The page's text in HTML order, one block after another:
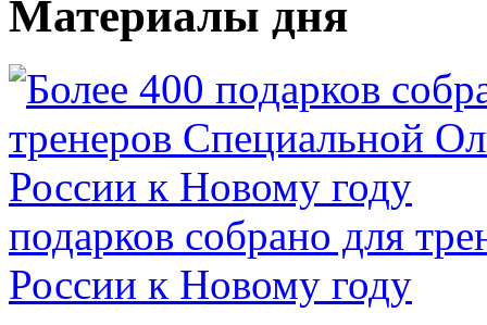
Материалы дня
подарков собрано для
России к Новому году